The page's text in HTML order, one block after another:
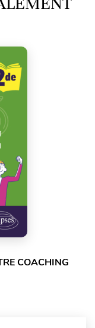
COACHING